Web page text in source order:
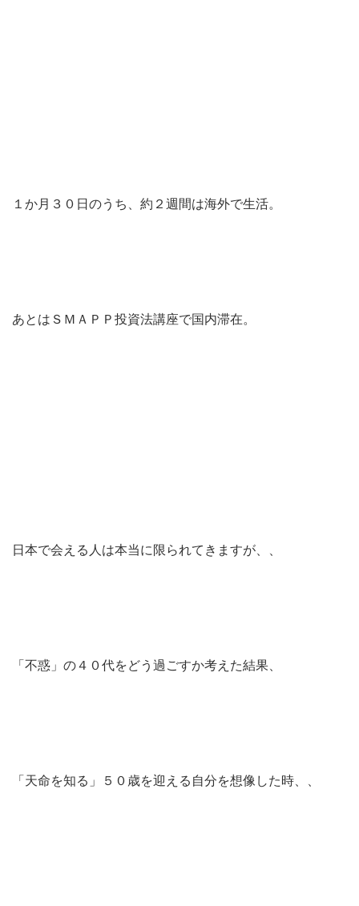
１か月３０日のうち、約２週間は海外で生活。
あとはＳＭＡＰＰ投資法講座で国内滞在。
日本で会える人は本当に限られてきますが、、
「不惑」の４０代をどう過ごすか考えた結果、
「天命を知る」５０歳を迎える自分を想像した時、、